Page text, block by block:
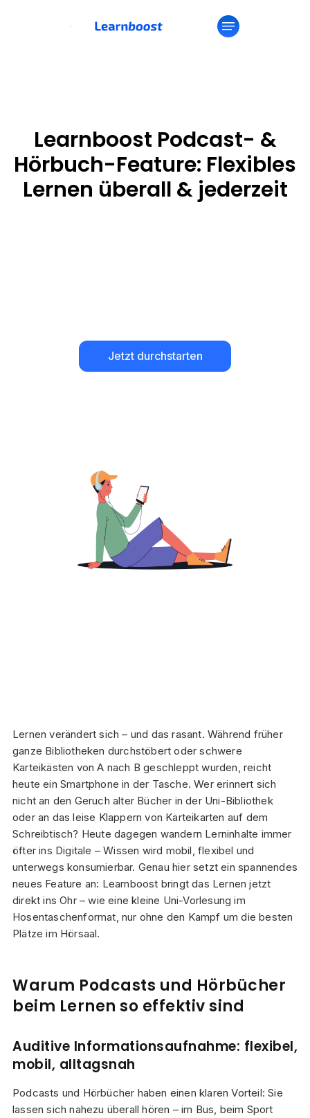
Learnboost Podcast- &
Hörbuch-Feature: Flexibles
Lernen überall & jederzeit
Jetzt durchstarten
Lernen verändert sich – und das rasant. Während früher
ganze Bibliotheken durchstöbert oder schwere
Karteikästen von A nach B geschleppt wurden, reicht
heute ein Smartphone in der Tasche. Wer erinnert sich
nicht an den Geruch alter Bücher in der Uni-Bibliothek
oder an das leise Klappern von Karteikarten auf dem
Schreibtisch? Heute dagegen wandern Lerninhalte immer
öfter ins Digitale – Wissen wird mobil, flexibel und
unterwegs konsumierbar. Genau hier setzt ein spannendes
neues Feature an: Learnboost bringt das Lernen jetzt
direkt ins Ohr – wie eine kleine Uni-Vorlesung im
Hosentaschenformat, nur ohne den Kampf um die besten
Plätze im Hörsaal.
Warum Podcasts und Hörbücher
beim Lernen so effektiv sind
Auditive Informationsaufnahme: flexibel,
mobil, alltagsnah
Podcasts und Hörbücher haben einen klaren Vorteil: Sie
lassen sich nahezu überall hören – im Bus, beim Sport